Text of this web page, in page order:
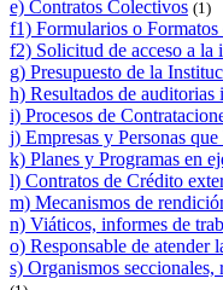
e) Contratos Colectivos (1)
f1) Formularios o Formatos
f2) Solicitud de acceso a la
g) Presupuesto de la
h) Resultados de auditorias
i) Procesos de
j) Empresas y Personas
k) Planes y Programas en
l) Contratos de Crédito
m) Mecanismos de
n) Viáticos, informes de
o) Responsable de atender
s) Organismos seccionales,